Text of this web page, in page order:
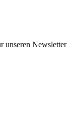
unseren Newsletter